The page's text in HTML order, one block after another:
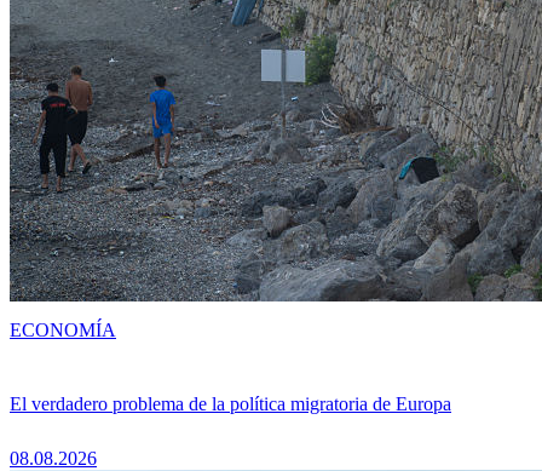
El verdadero problema de la política migratoria de Europa
08.08.2026
ECONOMÍA